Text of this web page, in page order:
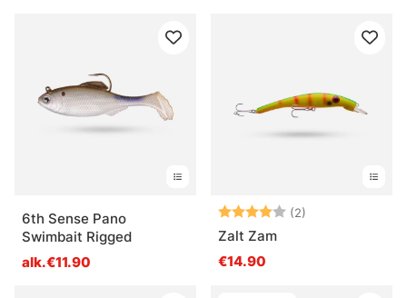
6th Sense Pano
Swimbait Rigged
alk.€11.90
Arvio: (2)
Zalt Zam
€14.90